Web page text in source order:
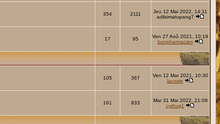
354 2111
Jeu 12 Mai 2022, 14:11
adilsimatupang7
17 95
Ven 27 Aoû 2021, 10:19
bonpharmacien
105 367
Ven 12 Mar 2021, 10:30
lacoste
161 833
Mar 31 Mai 2022, 21:08
cyrhug1